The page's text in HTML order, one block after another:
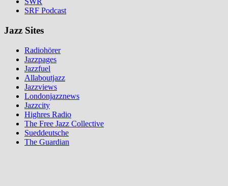
SRF Podcast
Jazz Sites
Radiohörer
Jazzpages
Jazzfuel
Allaboutjazz
Jazzviews
Londonjazznews
Jazzcity
Highres Radio
The Free Jazz Collective
Sueddeutsche
The Guardian